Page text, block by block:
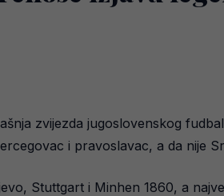
zvijezda jugoslovenskog
i pravoslavac, a da nije
Stuttgart i Minhen 1860, a